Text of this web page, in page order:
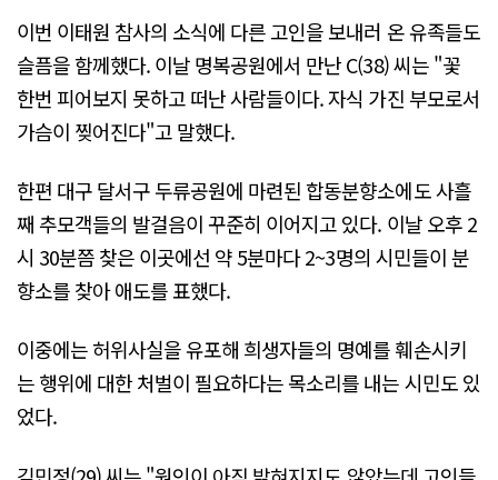
이번 이태원 참사의 소식에 다른 고인을 보내러 온 유족들도
슬픔을 함께했다. 이날 명복공원에서 만난 C(38) 씨는 "꽃
한번 피어보지 못하고 떠난 사람들이다. 자식 가진 부모로서
가슴이 찢어진다"고 말했다.
한편 대구 달서구 두류공원에 마련된 합동분향소에도 사흘
째 추모객들의 발걸음이 꾸준히 이어지고 있다. 이날 오후 2
시 30분쯤 찾은 이곳에선 약 5분마다 2~3명의 시민들이 분
향소를 찾아 애도를 표했다.
이중에는 허위사실을 유포해 희생자들의 명예를 훼손시키
는 행위에 대한 처벌이 필요하다는 목소리를 내는 시민도 있
었다.